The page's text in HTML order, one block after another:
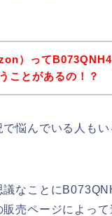
）って
ことがあるの！？
で悩んでいる人も
議なことに
売ページによって